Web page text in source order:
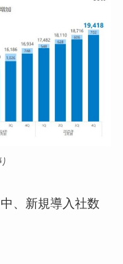
、新規導入社数